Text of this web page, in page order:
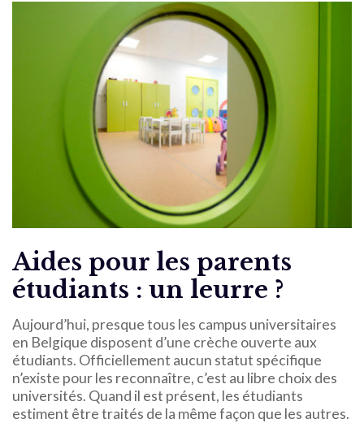
Aides pour les parents
étudiants : un leurre ?
Aujourd’hui, presque tous les campus universitaires
en Belgique disposent d’une crèche ouverte aux
étudiants. Officiellement aucun statut spécifique
n’existe pour les reconnaître, c’est au libre choix des
universités. Quand il est présent, les étudiants
estiment être traités de la même façon que les autres.